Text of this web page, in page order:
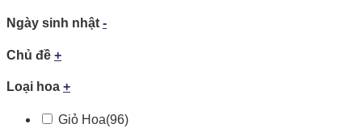
Ngày sinh nhật -
Chủ đề +
Loại hoa +
Giỏ Hoa(96)